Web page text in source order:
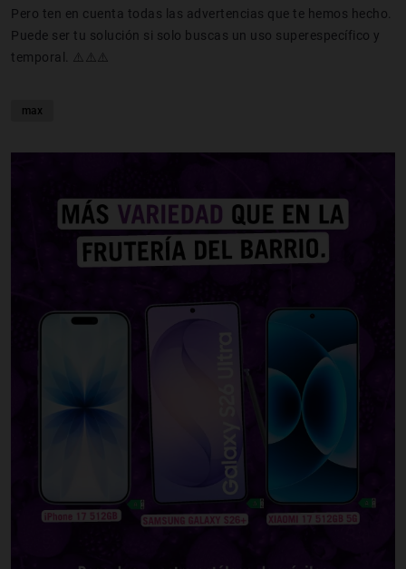
Pero ten en cuenta todas las advertencias que te hemos hecho.
Puede ser tu solución si solo buscas un uso superespecífico y
temporal. ⚠️⚠️⚠️
max